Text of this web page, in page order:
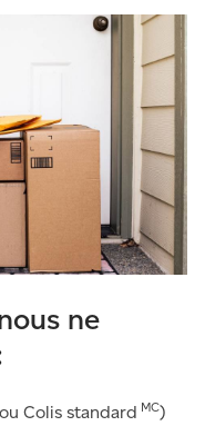
ne
ou Colis standard MC)